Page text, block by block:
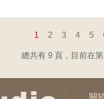
1 2 3 4 5
總共有 9 頁，目前在
關